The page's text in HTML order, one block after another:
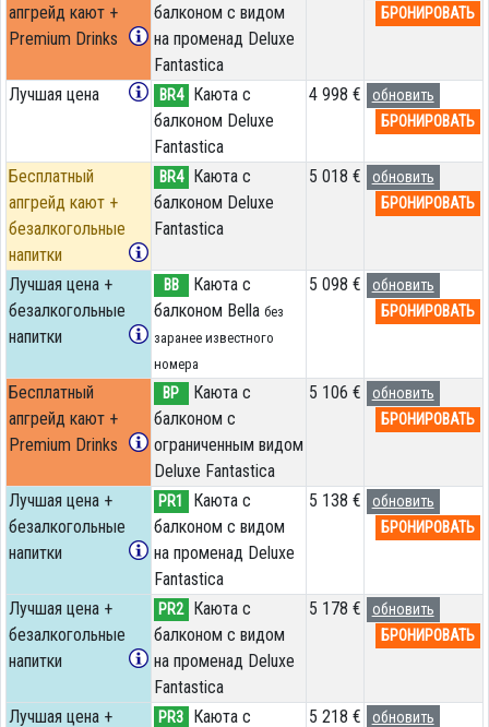
апгрейд кают +
Premium Drinks
балконом с видом
на променад Deluxe
Fantastica
БРОНИРОВАТЬ
Лучшая цена BR4
Каюта с
балконом Deluxe
Fantastica
4 998 €
обновить
БРОНИРОВАТЬ
Бесплатный
апгрейд кают +
безалкогольные
напитки
BR4
Каюта с
балконом Deluxe
Fantastica
5 018 €
обновить
БРОНИРОВАТЬ
Лучшая цена +
безалкогольные
напитки
BB
Каюта с
балконом Bella без
заранее известного
номера
5 098 €
обновить
БРОНИРОВАТЬ
Бесплатный
апгрейд кают +
Premium Drinks
BP
Каюта с
балконом c
ограниченным видом
Deluxe Fantastica
5 106 €
обновить
БРОНИРОВАТЬ
Лучшая цена +
безалкогольные
напитки
PR1
Каюта с
балконом с видом
на променад Deluxe
Fantastica
5 138 €
обновить
БРОНИРОВАТЬ
Лучшая цена +
безалкогольные
напитки
PR2
Каюта с
балконом с видом
на променад Deluxe
Fantastica
5 178 €
обновить
БРОНИРОВАТЬ
Лучшая цена + PR3 Каюта с 5 218 € обновить